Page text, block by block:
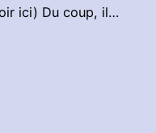
ici) Du coup, il…